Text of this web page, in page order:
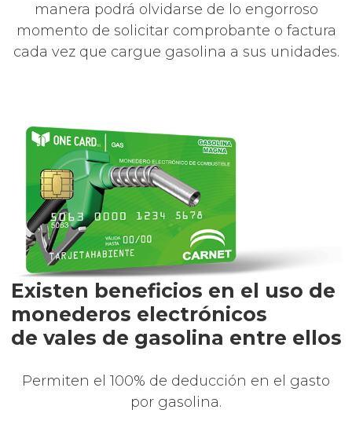
manera podrá olvidarse de lo engorroso
momento de solicitar comprobante o factura
cada vez que cargue gasolina a sus unidades.
Existen beneficios en el uso de
monederos electrónicos
de vales de gasolina entre ellos
Permiten el 100% de deducción en el gasto
por gasolina.